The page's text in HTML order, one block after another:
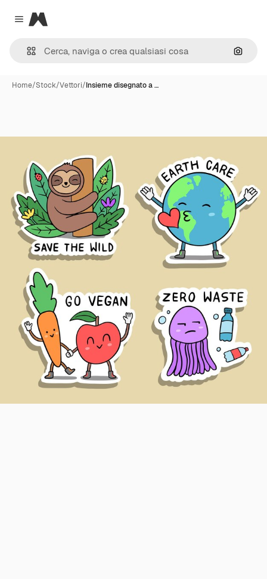
Close menu
Magnific
Cerca
Home/Stock/Vettori/Insieme disegnato a …